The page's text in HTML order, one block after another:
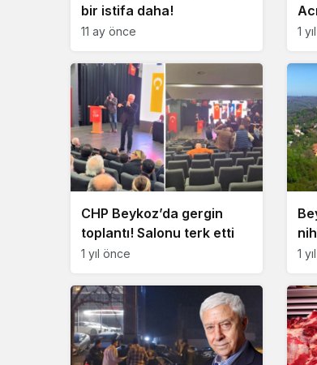
bir istifa daha!
11 ay önce 1
CHP Beykoz’da gergin
toplantı! Salonu terk etti
1 yıl önce 1